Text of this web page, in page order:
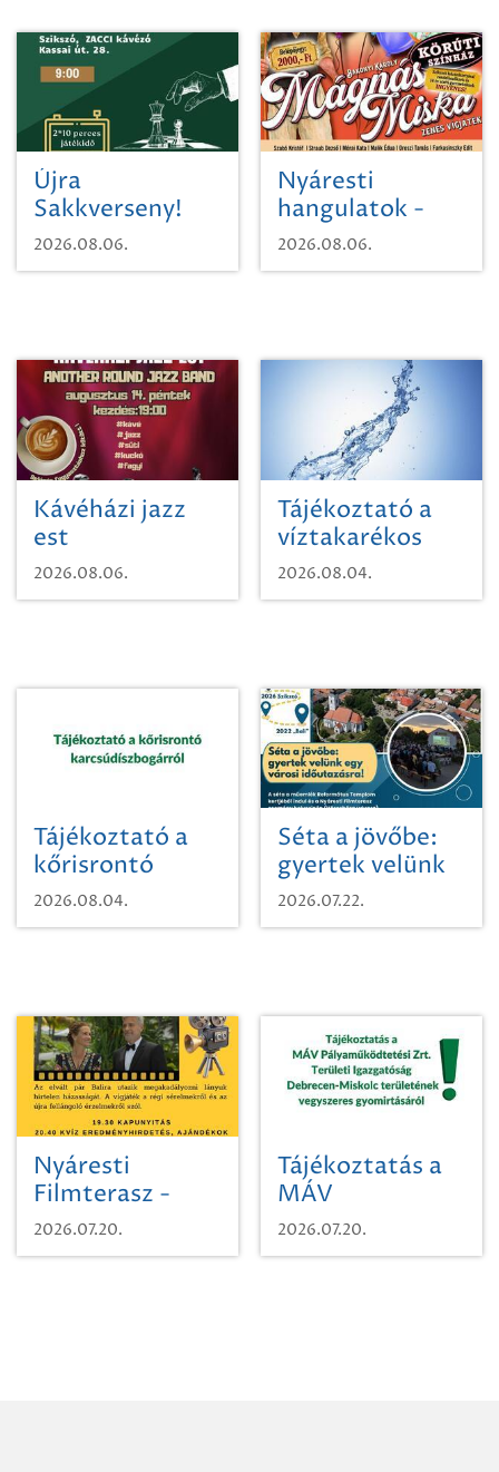
Újra
Sakkverseny!
2026.08.06.
Nyáresti
hangulatok -
Mágnás Miska
2026.08.06.
Kávéházi jazz
est
2026.08.06.
Tájékoztató a
víztakarékos
vízhasználatról
2026.08.04.
Tájékoztató a
kőrisrontó
karcsúdíszbogárról
2026.08.04.
Séta a jövőbe:
gyertek velünk
egy városi
időutazásra!
2026.07.22.
Nyáresti
Filmterasz -
Beugró a
Paradicsomba
2026.07.20.
Tájékoztatás a
MÁV
Pályaműködtetési
Zrt. Területi
2026.07.20.